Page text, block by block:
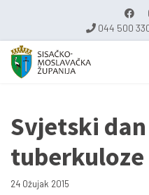
044 500
Svjetski
tuberkuloze
24 Ožujak 2015